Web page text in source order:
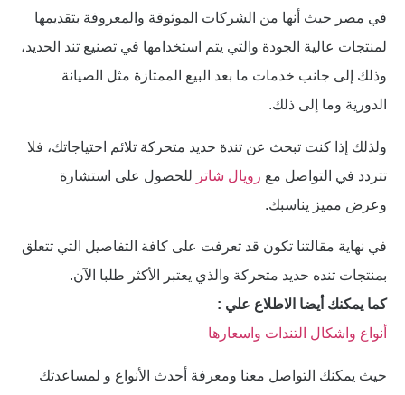
في مصر حيث أنها من الشركات الموثوقة والمعروفة بتقديمها
لمنتجات عالية الجودة والتي يتم استخدامها في تصنيع تند الحديد،
وذلك إلى جانب خدمات ما بعد البيع الممتازة مثل الصيانة
الدورية وما إلى ذلك.
ولذلك إذا كنت تبحث عن تندة حديد متحركة تلائم احتياجاتك، فلا
تتردد في التواصل مع رويال شاتر للحصول على استشارة
وعرض مميز يناسبك.
في نهاية مقالتنا تكون قد تعرفت على كافة التفاصيل التي تتعلق
بمنتجات تنده حديد متحركة والذي يعتبر الأكثر طلبا الآن.
كما يمكنك أيضا الاطلاع علي :
أنواع واشكال التندات واسعارها
حيث يمكنك التواصل معنا ومعرفة أحدث الأنواع و لمساعدتك